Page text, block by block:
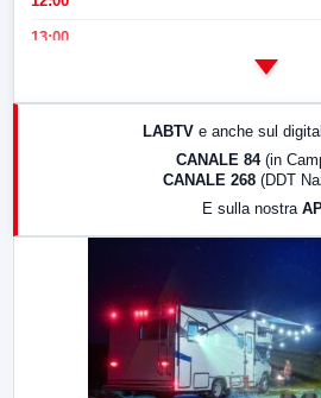
13:00
17:00
LABTV e anche sul
CANALE 84 (in
CANALE 268 (DDT
E sulla nostra